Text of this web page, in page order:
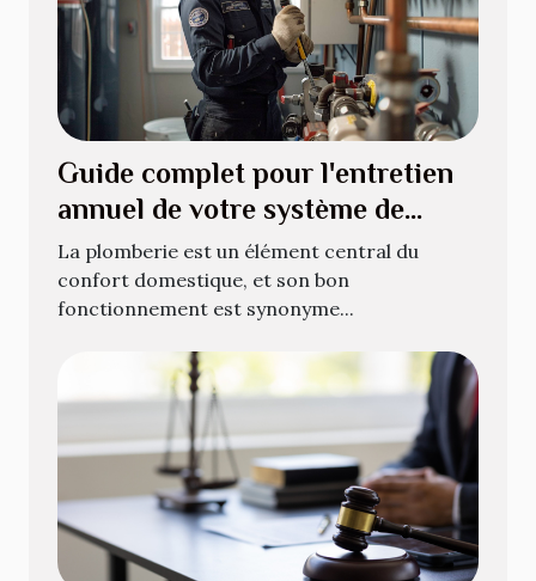
Guide complet pour l'entretien
annuel de votre système de
plomberie
La plomberie est un élément central du
confort domestique, et son bon
fonctionnement est synonyme...